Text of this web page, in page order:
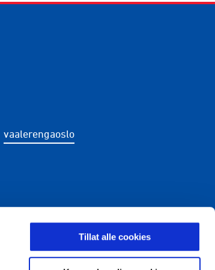
Tillat alle cookies
vaalerengaoslo